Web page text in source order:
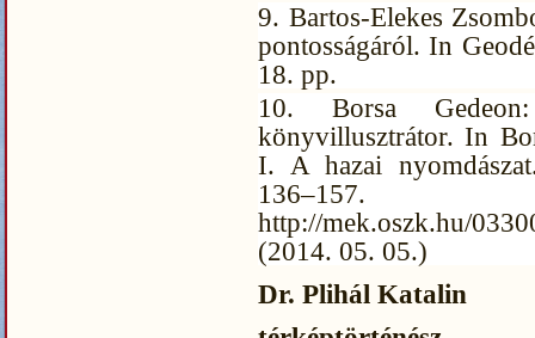
9. Bartos-Elekes
pontosságáról. In
18. pp.
10. Borsa
könyvillusztrátor. In
I. A hazai
http://mek.oszk.hu/
(2014. 05. 05.)
Dr. Plihál Katalin